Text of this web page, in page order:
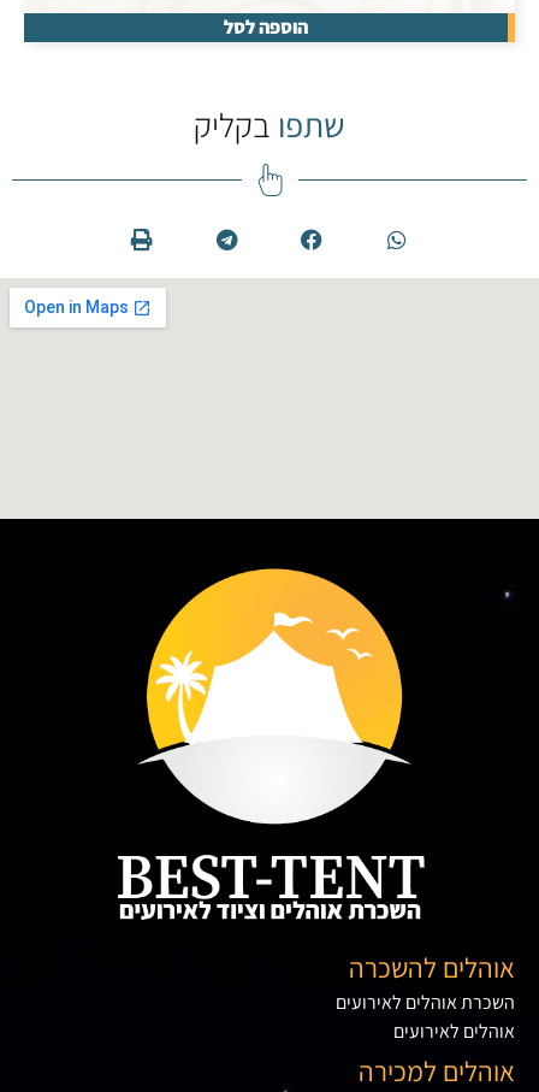
הוספה לסל
שתפו בקליק
אוהלים להשכרה
השכרת אוהלים לאירועים
אוהלים לאירועים
אוהלים למכירה